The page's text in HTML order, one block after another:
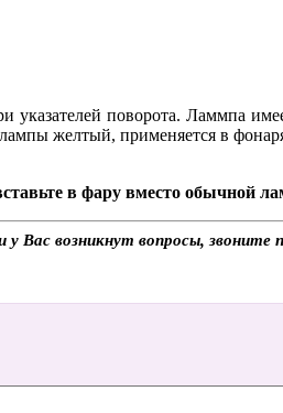
указателей поворота. Ламмпа
желтый, применяется в
в фару вместо обычной
Вас возникнут вопросы,